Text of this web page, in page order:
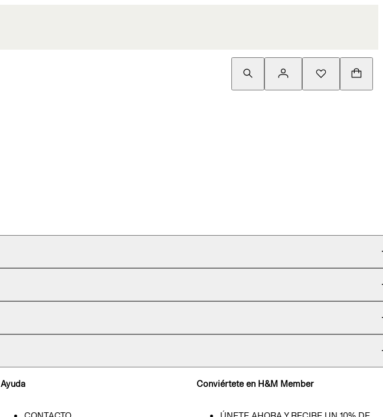
Ayuda Conviértete en H&M Member